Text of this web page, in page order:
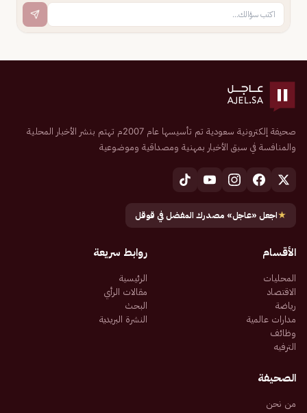
صحيفة إلكترونية سعودية تم تأسيسها عام 2007م تهتم بنشر الأخبار المحلية
والمنافسة في سبق الأخبار بمهنية ومصداقية وموضوعية
★اجعل «عاجل» مصدرك المفضل في قوقل
الأقسام
المحليات
الاقتصاد
رياضة
مدارات عالمية
وظائف
الترفيه
روابط سريعة
الرئيسية
مقالات الرأي
البحث
النشرة البريدية
الصحيفة
من نحن